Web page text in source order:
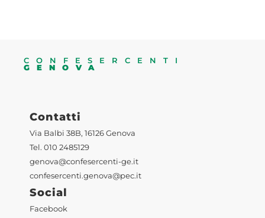
CONFESERCENTI
GENOVA
Contatti
Via Balbi 38B, 16126 Genova
Tel. 010 2485129
genova@confesercenti-ge.it
confesercenti.genova@pec.it
Social
Facebook